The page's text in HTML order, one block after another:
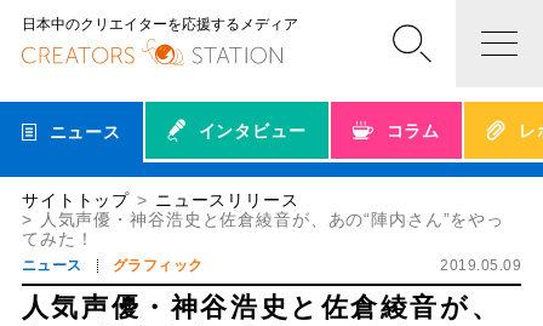
日本中のクリエイターを応援するメディア
ニュース インタビュー コラム レ
サイトトップ
ニュースリリース
人気声優・神谷浩史と佐倉綾音が、あの“陣内さん”をやっ
てみた！
ニュース グラフィック 2019.05.09
人気声優・神谷浩史と佐倉綾音が、